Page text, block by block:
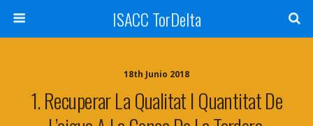
ISACC TorDelta
18th Junio 2018
1. Recuperar La Qualitat I Quantitat De